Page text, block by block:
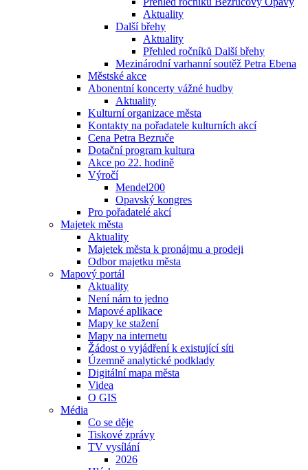
Aktuality
Další břehy
Aktuality
Přehled ročníků Další břehy
Mezinárodní varhanní soutěž Petra Ebena
Městské akce
Abonentní koncerty vážné hudby
Aktuality
Kulturní organizace města
Kontakty na pořadatele kulturních akcí
Cena Petra Bezruče
Dotační program kultura
Akce po 22. hodině
Výročí
Mendel200
Opavský kongres
Pro pořadatelé akcí
Majetek města
Aktuality
Majetek města k pronájmu a prodeji
Odbor majetku města
Mapový portál
Aktuality
Není nám to jedno
Mapové aplikace
Mapy ke stažení
Mapy na internetu
Žádost o vyjádření k existující síti
Územně analytické podklady
Digitální mapa města
Videa
O GIS
Média
Co se děje
Tiskové zprávy
TV vysílání
2026